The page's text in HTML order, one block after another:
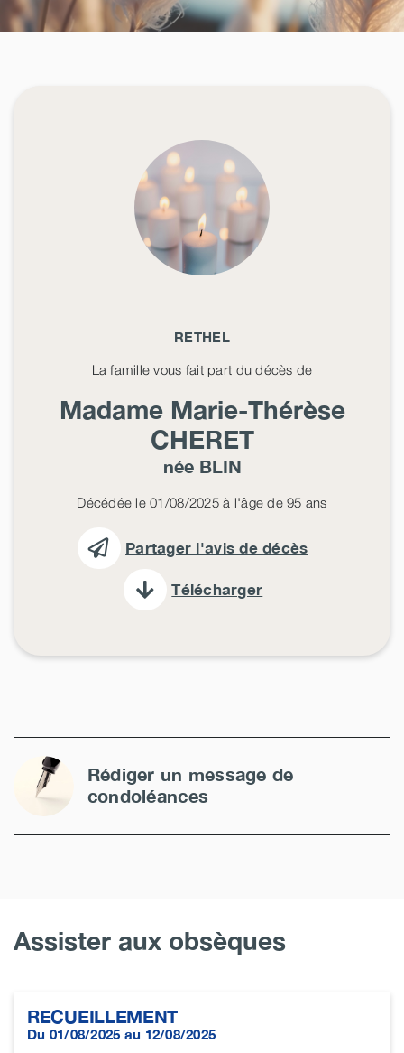
RETHEL
La famille vous fait part du décès de
Madame Marie-Thérèse
CHERET
née BLIN
Décédée le 01/08/2025 à l'âge de 95 ans
Partager l'avis de décès
Télécharger
Rédiger un message de
condoléances
Assister aux obsèques
RECUEILLEMENT
Du 01/08/2025 au 12/08/2025